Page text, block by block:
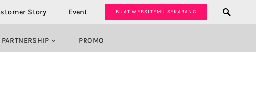
Story Event BUAT WEBSITEMU SEKARANG
PARTNERSHIP PROMO